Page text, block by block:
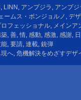
, LINN , アンプジラ , アンプ
ームス・ボンジョルノ , デ
ロフェッショナル, メインア
, 善,情, 感動, 感激, 感謝,
, 要請, 連載, 銃弾
へ, 危機解決をめざすデザ